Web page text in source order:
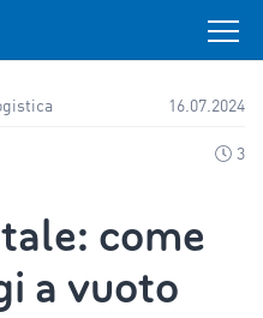
16.07.2024
3
come
a vuoto